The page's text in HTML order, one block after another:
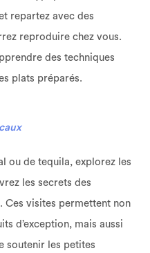
repartez avec des
reproduire chez vous.
des techniques
plats préparés.
ou de tequila, explorez les
les secrets des
Ces visites permettent non
d’exception, mais aussi
soutenir les petites